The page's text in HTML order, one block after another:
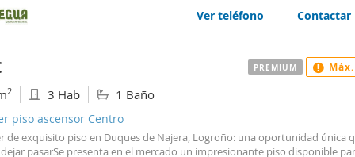
y una distribución muy versátil: - 3 habitaciones exteriores. - Salón
a balcón exterior. - Cocina independiente totalmente equipada. - Baño
con plato de ducha.El piso permite dividirse en dos zonas
y salita, ideal para compartir manteniendo la privacidad. No se
oportunidad única para vivir en el centro con todas las
que necesitas.¡No pierdas la oportunidad de visitarlo!.
Ver teléfono Contactar
2 3 Hab 1 Baño
piso ascensor Centro
de exquisito piso en Duques de Najera, Logroño: una oportunidad única
pasarSe presenta en el mercado un impresionante piso disponible
PREMIUM